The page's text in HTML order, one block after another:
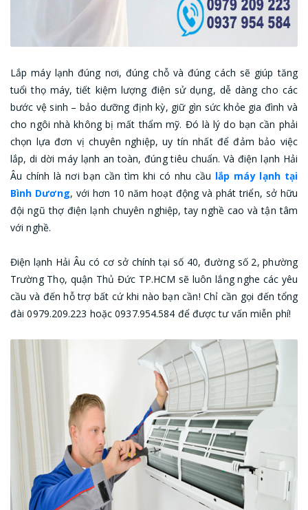
Lắp máy lạnh đúng nơi, đúng chỗ và đúng cách sẽ giúp tăng
tuổi thọ máy, tiết kiệm lượng điện sử dụng, dễ dàng cho các
bước vệ sinh – bảo dưỡng định kỳ, giữ gìn sức khỏe gia đình và
cho ngôi nhà không bị mất thẩm mỹ. Đó là lý do bạn cần phải
chọn lựa đơn vị chuyên nghiệp, uy tín nhất để đảm bảo việc
lắp, di dời máy lạnh an toàn, đúng tiêu chuẩn. Và điện lạnh Hải
Âu chính là nơi bạn cần tìm khi có nhu cầu lắp máy lạnh tại
Bình Dương, với hơn 10 năm hoạt động và phát triển, sở hữu
đội ngũ thợ điện lạnh chuyên nghiệp, tay nghề cao và tận tâm
với nghề.
Điện lạnh Hải Âu có cơ sở chính tại số 40, đường số 2, phường
Trường Thọ, quận Thủ Đức TP.HCM sẽ luôn lắng nghe các yêu
cầu và đến hỗ trợ bất cứ khi nào bạn cần! Chỉ cần gọi đến tổng
đài 0979.209.223 hoặc 0937.954.584 để được tư vấn miễn phí!